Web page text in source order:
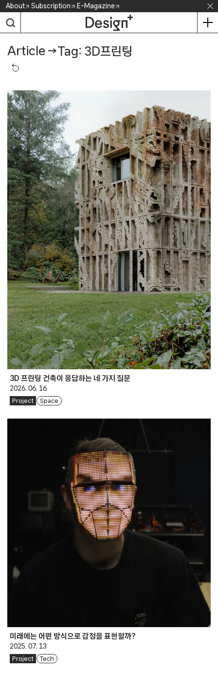
Skip
content
About Subscription E-Magazine
Article →Tag: 3D프린팅
3D 프린팅 건축이 응답하는 네 가지 질문
2026. 06. 16
Project Space
미래에는 어떤 방식으로 감정을 표현할까?
2025. 07. 13
Project Tech